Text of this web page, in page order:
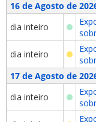
16 de Agosto de
dia inteiro
dia inteiro
17 de Agosto de
dia inteiro